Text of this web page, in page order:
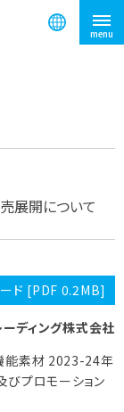
展開について
ド [PDF 0.2MB]
ディング株式会社
能素材 2023-24年
びプロモーション